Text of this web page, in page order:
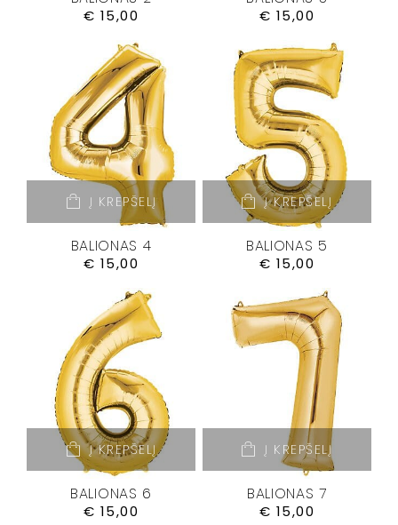
€ 15,00 € 15,00
Į KREPŠELĮ
BALIONAS 4
€ 15,00
Į KREPŠELĮ
BALIONAS 5
€ 15,00
Į KREPŠELĮ
BALIONAS 6
€ 15,00
Į KREPŠELĮ
BALIONAS 7
€ 15,00